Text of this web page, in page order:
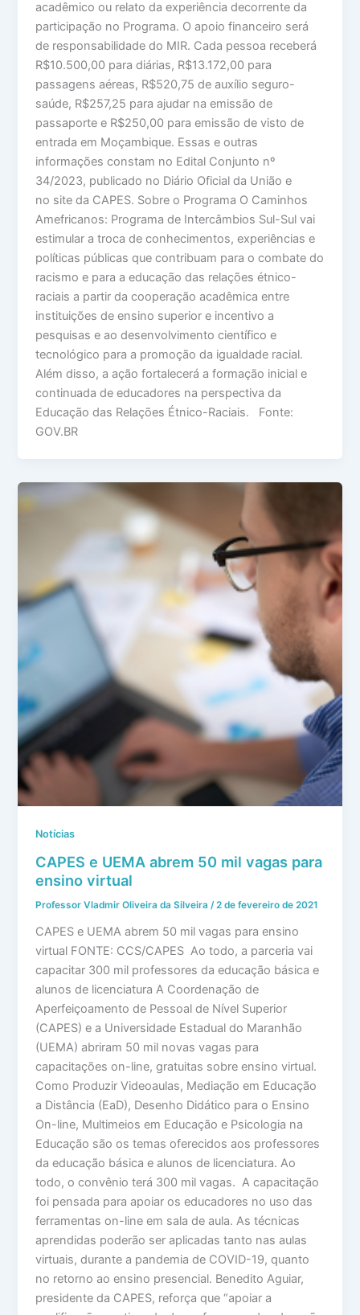
acadêmico ou relato da experiência decorrente da
participação no Programa. O apoio financeiro será
de responsabilidade do MIR. Cada pessoa receberá
R$10.500,00 para diárias, R$13.172,00 para
passagens aéreas, R$520,75 de auxílio seguro-
saúde, R$257,25 para ajudar na emissão de
passaporte e R$250,00 para emissão de visto de
entrada em Moçambique. Essas e outras
informações constam no Edital Conjunto nº
34/2023, publicado no Diário Oficial da União e
no site da CAPES. Sobre o Programa O Caminhos
Amefricanos: Programa de Intercâmbios Sul-Sul vai
estimular a troca de conhecimentos, experiências e
políticas públicas que contribuam para o combate do
racismo e para a educação das relações étnico-
raciais a partir da cooperação acadêmica entre
instituições de ensino superior e incentivo a
pesquisas e ao desenvolvimento científico e
tecnológico para a promoção da igualdade racial.
Além disso, a ação fortalecerá a formação inicial e
continuada de educadores na perspectiva da
Educação das Relações Étnico-Raciais. Fonte:
GOV.BR
Notícias
CAPES e UEMA abrem 50 mil vagas para
ensino virtual
Professor Vladmir Oliveira da Silveira /2 de fevereiro de 2021
CAPES e UEMA abrem 50 mil vagas para ensino
virtual FONTE: CCS/CAPES Ao todo, a parceria vai
capacitar 300 mil professores da educação básica e
alunos de licenciatura A Coordenação de
Aperfeiçoamento de Pessoal de Nível Superior
(CAPES) e a Universidade Estadual do Maranhão
(UEMA) abriram 50 mil novas vagas para
capacitações on-line, gratuitas sobre ensino virtual.
Como Produzir Videoaulas, Mediação em Educação
a Distância (EaD), Desenho Didático para o Ensino
On-line, Multimeios em Educação e Psicologia na
Educação são os temas oferecidos aos professores
da educação básica e alunos de licenciatura. Ao
todo, o convênio terá 300 mil vagas. A capacitação
foi pensada para apoiar os educadores no uso das
ferramentas on-line em sala de aula. As técnicas
aprendidas poderão ser aplicadas tanto nas aulas
virtuais, durante a pandemia de COVID-19, quanto
no retorno ao ensino presencial. Benedito Aguiar,
presidente da CAPES, reforça que “apoiar a